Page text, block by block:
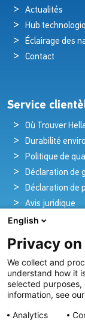
Actualités
Hub
Éclairage des
Contact
Service
Où Trouver
Durabilité
Politique de
Déclaration de
Déclaration de
Avis juridique
Pionniers de
nautique
Depuis plus de
passion des
secteurs de
English
Privacy
We collect and
understand how it
selected purposes,
information, see
Analytics